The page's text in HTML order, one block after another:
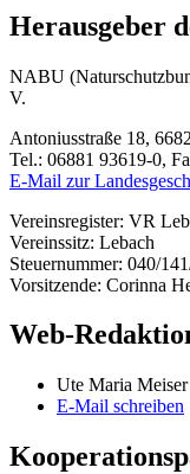
Herausgeber
NABU
V.
Antoniusstraße 18,
Tel.: 06881 93619-0,
E-Mail zur
Vereinsregister: VR
Vereinssitz: Lebach
Steuernummer: 040/
Vorsitzende: Corinna
Web-
Ute Maria Meiser
E-Mail schreiben